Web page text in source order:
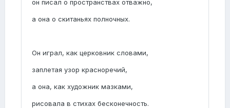
он писал о пространствах отважно,
а она о скитаньях полночных.
Он играл, как церковник словами,
заплетая узор красноречий,
а она, как художник мазками,
рисовала в стихах бесконечность.